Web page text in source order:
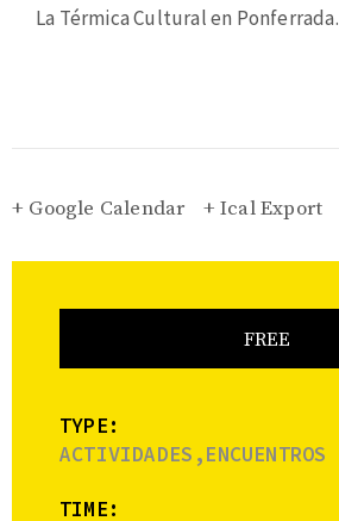
La Térmica Cultural en Ponferrada.
+ Google Calendar + Ical Export
FREE
TYPE:
ACTIVIDADES,ENCUENTROS
TIME: